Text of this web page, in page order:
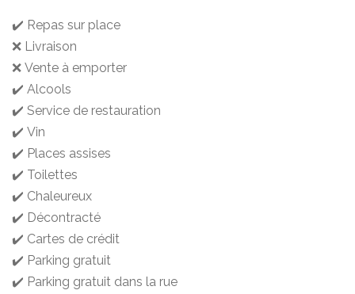
✔️ Repas sur place
❌ Livraison
❌ Vente à emporter
✔️ Alcools
✔️ Service de restauration
✔️ Vin
✔️ Places assises
✔️ Toilettes
✔️ Chaleureux
✔️ Décontracté
✔️ Cartes de crédit
✔️ Parking gratuit
✔️ Parking gratuit dans la rue